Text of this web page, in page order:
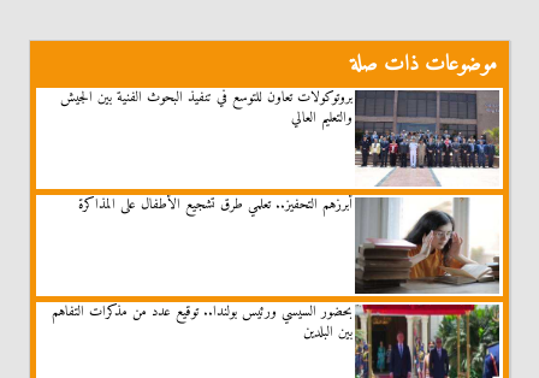
موضوعات ذات صلة
بروتوكولات تعاون للتوسع في تنفيذ البحوث الفنية بين الجيش
والتعليم العالي
أبرزهم التحفيز.. تعلمي طرق تشجيع الأطفال على المذاكرة
بحضور السيسي ورئيس بولندا.. توقيع عدد من مذكرات التفاهم
بين البلدين